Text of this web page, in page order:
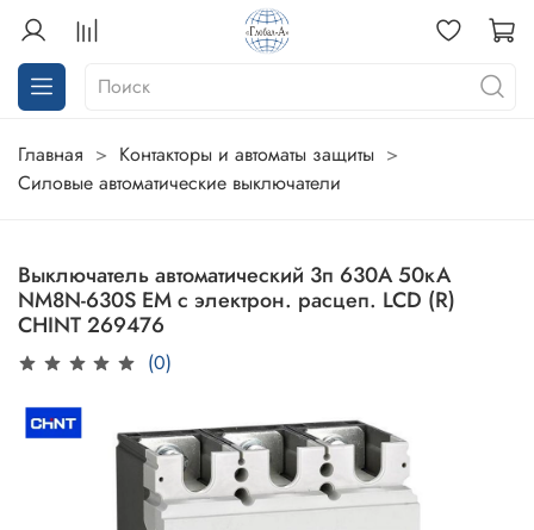
Главная
Контакторы и автоматы защиты
Силовые автоматические выключатели
Выключатель автоматический 3п 630А 50кА
NM8N-630S EM с электрон. расцеп. LCD (R)
CHINT 269476
(0)